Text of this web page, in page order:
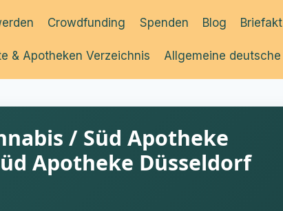
Crowdfunding Spenden Blog
& Apotheken Verzeichnis Allgemeine
/ Süd Apotheke
Apotheke Düsseldorf